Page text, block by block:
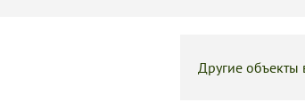
Другие объекты